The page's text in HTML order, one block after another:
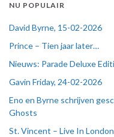
NU POPULAIR
David Byrne, 15-02-2026
Prince – Tien jaar later…
Nieuws: Parade Deluxe
Gavin Friday, 24-02-2026
Eno en Byrne schrijven
Ghosts
St. Vincent – Live In